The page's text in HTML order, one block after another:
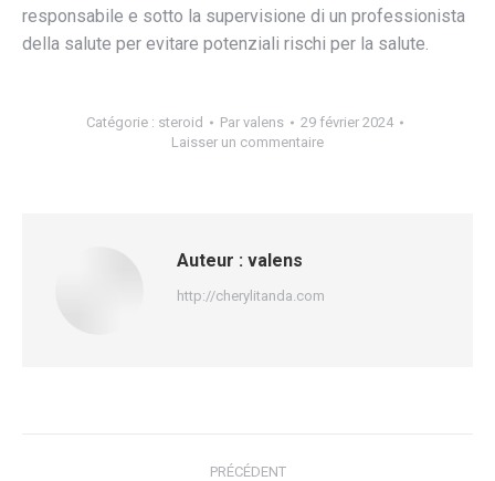
responsabile e sotto la supervisione di un professionista
della salute per evitare potenziali rischi per la salute.
Catégorie : steroid Par valens
29 février 2024
Laisser un commentaire
Auteur : valens
http://cherylitanda.com
PRÉCÉDENT